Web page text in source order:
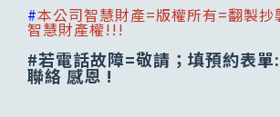
#本公司智慧財產=版權所有=翻製
智慧財產權!!!
#若電話故障=敬請；填預約表
聯絡 感恩 !